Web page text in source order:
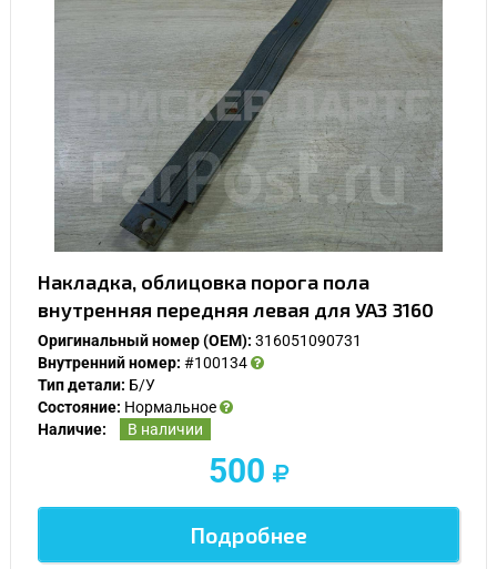
Накладка, облицовка порога пола
внутренняя передняя левая для УАЗ 3160
Оригинальный номер (OEM): 316051090731
Внутренний номер: #100134
Тип детали: Б/У
Состояние: Нормальное
Наличие:
В наличии
500
Подробнее